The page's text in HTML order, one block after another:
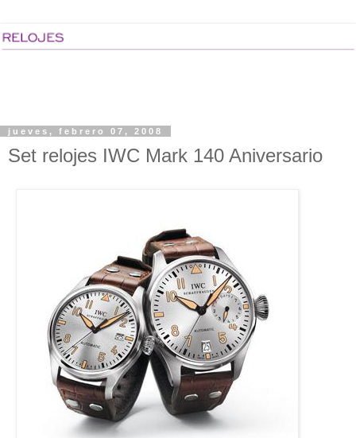
jueves, febrero 07, 2008
Set relojes IWC Mark 140 Aniversario